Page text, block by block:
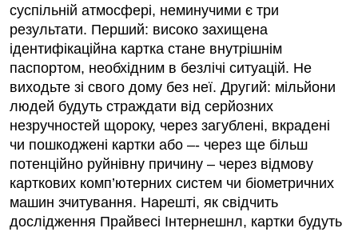
суспільній атмосфері, неминучими є три
результати. Перший: високо захищена
ідентифікаційна картка стане внутрішнім
паспортом, необхідним в безлічі ситуацій. Не
виходьте зі свого дому без неї. Другий: мільйони
людей будуть страждати від серйозних
незручностей щороку, через загублені, вкрадені
чи пошкоджені картки або –- через ще більш
потенційно руйнівну причину – через відмову
карткових комп’ютерних систем чи біометричних
машин зчитування. Нарешті, як свідчить
дослідження Прайвесі Інтернешнл, картки будуть